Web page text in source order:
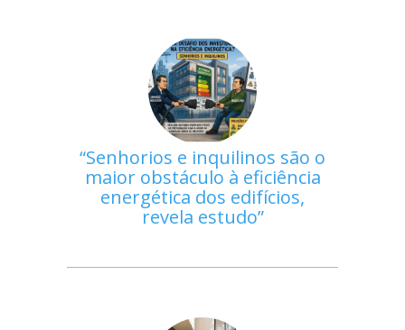
Senhorios e inquilinos são o
maior obstáculo à eficiência
energética dos edifícios,
revela estudo